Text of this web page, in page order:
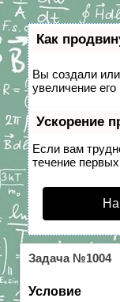
Как
Вы создали или
увеличение
Ускорение
Если вам
течение
Задача №1004
Условие